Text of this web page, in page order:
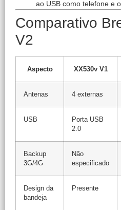
ao USB como telefone e
Comparativo
V2
Aspecto XX530v V1
Antenas 4 externas
USB
Porta USB
2.0
Backup
3G/4G
Não
especificado
Design da
bandeja
Presente